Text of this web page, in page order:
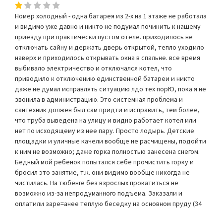
Номер холодный - одна батарея из 2-х на 1 этаже не работала
и видимо уже давно и никто не подумал починить к нашему
приезду при практически пустом отеле. приходилось не
отключать сайну и держать дверь открытой, тепло уходило
наверх и приходилось открывать окна в спальне. все время
выбивало электричество и отключался котел, что
приводило к отключению единственной батареи и никто
даже не думал исправлять ситуацию лдо тех порЮ, пока я не
звонила в администрацию. Это системная проблема и
сантехник должен был сам придти и исправить, тем более,
что труба выведена на улицу и видно работает котел или
нет по исходящему из нее пару. Просто лодырь. Детские
площадки и уличные качели вообще не расчищены, подойти
к ним не возможно; даже горка полностью занесена снегом.
Бедный мой ребенок попытался себе прочистить горку и
бросил это занятие, т.к. они видимо вообще никогда не
чистилась. На тюбенге без взрослых прокатиться не
возможно из-за непродуманного подъема. Заказали и
оплатили заре=анее теплую беседку на основном пруду (34